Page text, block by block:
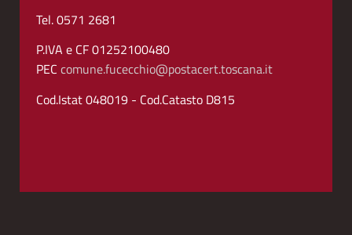
Tel. 0571 2681
P.IVA e CF 01252100480
PEC comune.fucecchio@postacert.toscana.it
Cod.Istat 048019 - Cod.Catasto D815